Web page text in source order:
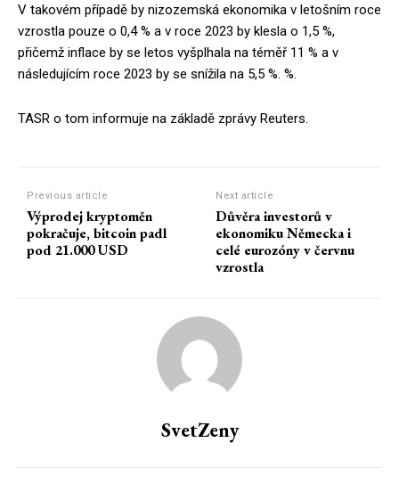
V takovém případě by nizozemská ekonomika v letošním roce
vzrostla pouze o 0,4 % a v roce 2023 by klesla o 1,5 %,
přičemž inflace by se letos vyšplhala na téměř 11 % a v
následujícím roce 2023 by se snížila na 5,5 %. %.
TASR o tom informuje na základě zprávy Reuters.
Previous article
Výprodej kryptoměn
pokračuje, bitcoin padl
pod 21.000 USD
Next article
Důvěra investorů v
ekonomiku Německa i
celé eurozóny v červnu
vzrostla
SvetZeny